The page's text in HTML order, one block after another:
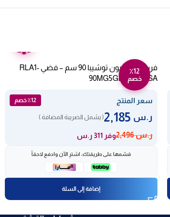
٪12
خصم
فرن غاز 5 عيون توشيبا 90 سم – فضي RLA1-
90MG5GE(GMR)-SA
سعر المنتج ٪12 خصم
ر.س ( يشمل الضريبة المضافة )
ر.س2,496 وفر 311 ر.س
قسّمها على طريقتك، اشترِ الآن وادفع لاحقاً
إضافة إلى السلة